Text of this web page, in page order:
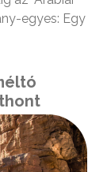
egyes: Egy